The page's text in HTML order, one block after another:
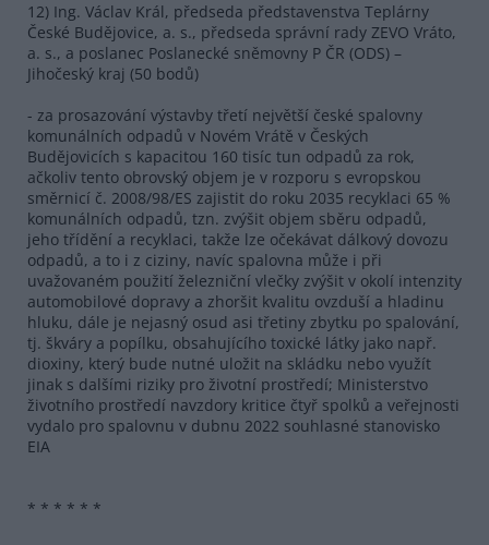
12) Ing. Václav Král, předseda představenstva Teplárny
České Budějovice, a. s., předseda správní rady ZEVO Vráto,
a. s., a poslanec Poslanecké sněmovny P ČR (ODS) –
Jihočeský kraj (50 bodů)
- za prosazování výstavby třetí největší české spalovny
komunálních odpadů v Novém Vrátě v Českých
Budějovicích s kapacitou 160 tisíc tun odpadů za rok,
ačkoliv tento obrovský objem je v rozporu s evropskou
směrnicí č. 2008/98/ES zajistit do roku 2035 recyklaci 65 %
komunálních odpadů, tzn. zvýšit objem sběru odpadů,
jeho třídění a recyklaci, takže lze očekávat dálkový dovozu
odpadů, a to i z ciziny, navíc spalovna může i při
uvažovaném použití železniční vlečky zvýšit v okolí intenzity
automobilové dopravy a zhoršit kvalitu ovzduší a hladinu
hluku, dále je nejasný osud asi třetiny zbytku po spalování,
tj. škváry a popílku, obsahujícího toxické látky jako např.
dioxiny, který bude nutné uložit na skládku nebo využít
jinak s dalšími riziky pro životní prostředí; Ministerstvo
životního prostředí navzdory kritice čtyř spolků a veřejnosti
vydalo pro spalovnu v dubnu 2022 souhlasné stanovisko
EIA
* * * * * *